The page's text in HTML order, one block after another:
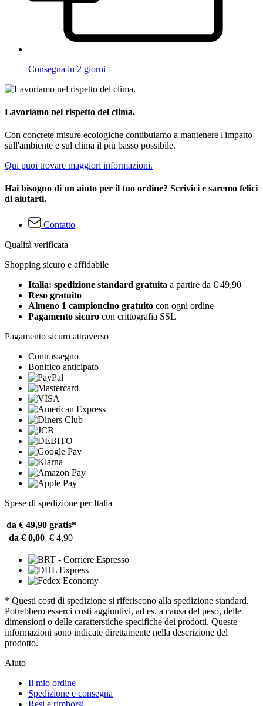
Consegna in 2 giorni
Lavoriamo nel rispetto del clima.
Con concrete misure ecologiche contibuiamo a mantenere l'impatto
sull'ambiente e sul clima il più basso possibile.
Qui puoi trovare maggiori informazioni.
Hai bisogno di un aiuto per il tuo ordine? Scrivici e saremo felici
di aiutarti.
Contatto
Qualità verificata
Shopping sicuro e affidabile
Italia: spedizione standard gratuita a partire da € 49,90
Reso gratuito
Almeno 1 campioncino gratuito con ogni ordine
Pagamento sicuro con crittografia SSL
Pagamento sicuro attraverso
Contrassegno
Bonifico anticipato
Spese di spedizione per Italia
da € 49,90 gratis*
da € 0,00 € 4,90
* Questi costi di spedizione si riferiscono alla spedizione standard.
Potrebbero esserci costi aggiuntivi, ad es. a causa del peso, delle
dimensioni o delle caratterstiche specifiche dei prodotti. Queste
informazioni sono indicate direttamente nella descrizione del
prodotto.
Aiuto
Il mio ordine
Spedizione e consegna
Resi e rimborsi